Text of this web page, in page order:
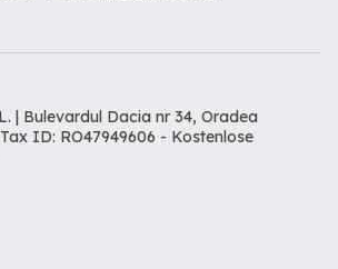
| Bulevardul Dacia nr 34, Oradea
ID: RO47949606 - Kostenlose